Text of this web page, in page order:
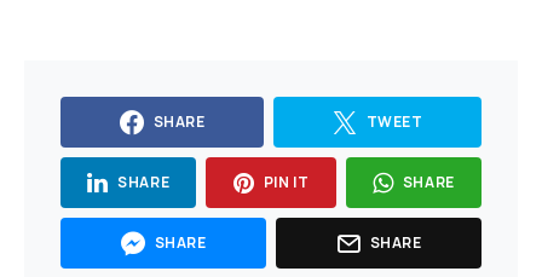
SHARE TWEET
SHARE PIN IT SHARE
SHARE SHARE